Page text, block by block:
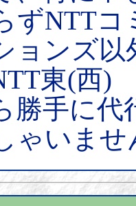
ずNTTコ
ョンズ以
東(西)
勝手に
ゃいませ